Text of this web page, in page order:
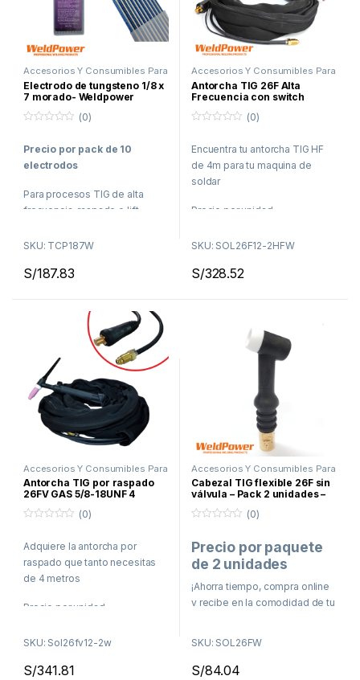
Accesorios Y Consumibles Para
Soldar Proceso TIG
Electrodo de tungsteno 1/8 x
7 morado- Weldpower
u
r
e
5
(0)
Precio por pack de 10
electrodos
Para procesos TIG de alta
frecuencia, raspado o lift
casa o taller!
de 48 horas
Envíos a todo el Perú por
Agencia de Transporte
SKU: TCP187W
S/187.83
Accesorios Y Consumibles Para
Soldar Proceso TIG
Antorcha TIG 26F Alta
Frecuencia con switch
u
r
a
d
5
(0)
Encuentra tu antorcha TIG HF
de 4m para tu maquina de
soldar
Precio por unidad
casa o taller!
SKU: SOL26F12-2HFW
S/328.52
Accesorios Y Consumibles Para
Soldar Proceso TIG
Antorcha TIG por raspado
26FV GAS 5/8-18UNF 4
metros – Weldpower
u
r
a
5
(0)
Adquiere la antorcha por
raspado que tanto necesitas
de 4 metros
Precio por unidad
¡Ahorra tiempo, compra online
casa o taller!
SKU: Sol26fv12-2w
S/341.81
Accesorios Y Consumibles Para
Soldar Proceso TIG
Cabezal TIG flexible 26F sin
válvula – Pack 2 unidades –
Weldpower
u
r
d
5
(0)
Precio por paquete
de 2 unidades
¡Ahorra tiempo, compra online
y recibe en la comodidad de tu
Delivery en Lima en menos
de 48 horas
SKU: SOL26FW
S/84.04